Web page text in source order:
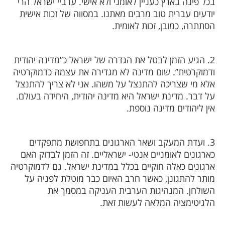
יודעים עברית טוב מרבים מאתנו. במסווה של זכות אישית
הסתתרה, כמובן, זכות לאומית.
2. הגיע הזמן לבטל את הגדרה של ישראל כ”מדינה יהודית
ודמוקרטית”. שום מדינה לא מגדירה את עצמה כדמוקרטיה
אלא מי שצריכה להתנצל על משהו. אני לא צריך להתנצל
על דבר. מדינת ישראל היא מדינה יהודית, היחידה בעולם.
אין ליהודים מדינה נוספת.
3. ועדת המעקב ושאר הארגונים בתחפושת מתפקדים
כארגונים לאומניים אנטי- ישראליים. זה הזמן לבדוק האם
ארגונים כאלה חוקיים בכלל במדינת ישראל. גם לדמוקרטיה
מותר להתגונן, כאשר חרב האיום כבר מוטלת לפניה על
השולחן. המנהיגות הערבית העניקה במסמך את
הלגיטימציה המלאה לעשות זאת.